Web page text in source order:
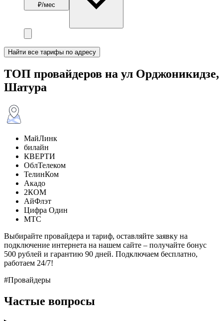
₽/мес
Найти все тарифы по адресу
ТОП провайдеров на ул Орджоникидзе,
Шатура
МайЛинк
билайн
КВЕРТИ
ОблТелеком
ТелинКом
Акадо
2КОМ
АйФлэт
Цифра Один
МТС
Выбирайте провайдера и тариф, оставляйте заявку на
подключение интернета на нашем сайте – получайте бонус
500 рублей и гарантию 90 дней. Подключаем бесплатно,
работаем 24/7!
#Провайдеры
Частые вопросы